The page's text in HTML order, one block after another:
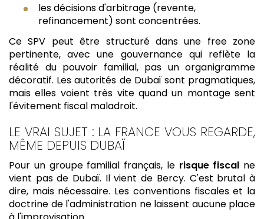
les décisions d'arbitrage (revente,
refinancement) sont concentrées.
Ce SPV peut être structuré dans une free zone
pertinente, avec une gouvernance qui reflète la
réalité du pouvoir familial, pas un organigramme
décoratif. Les autorités de Dubaï sont pragmatiques,
mais elles voient très vite quand un montage sent
l'évitement fiscal maladroit.
LE VRAI SUJET : LA FRANCE VOUS REGARDE,
MÊME DEPUIS DUBAÏ
Pour un groupe familial français, le risque fiscal ne
vient pas de Dubaï. Il vient de Bercy. C'est brutal à
dire, mais nécessaire. Les conventions fiscales et la
doctrine de l'administration ne laissent aucune place